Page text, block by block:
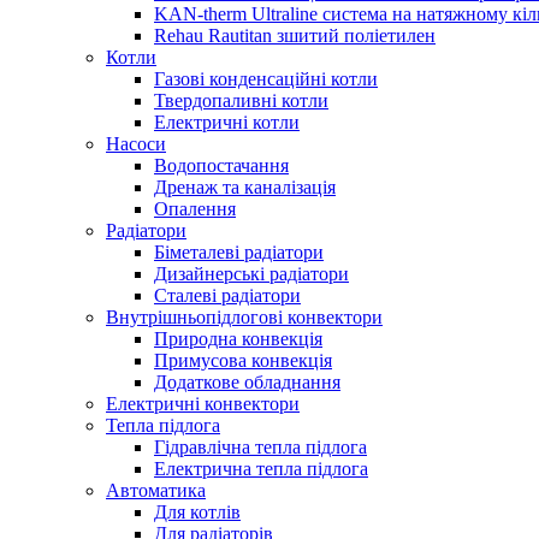
KAN-therm Ultraline система на натяжному
Rehau Rautitan зшитий поліетилен
Котли
Газові конденсаційні котли
Твердопаливні котли
Електричні котли
Насоси
Водопостачання
Дренаж та каналізація
Опалення
Радіатори
Біметалеві радіатори
Дизайнерські радіатори
Сталеві радіатори
Внутрішньопідлогові конвектори
Природна конвекція
Примусова конвекція
Додаткове обладнання
Електричні конвектори
Тепла підлога
Гідравлічна тепла підлога
Електрична тепла підлога
Автоматика
Для котлів
Для радіаторів